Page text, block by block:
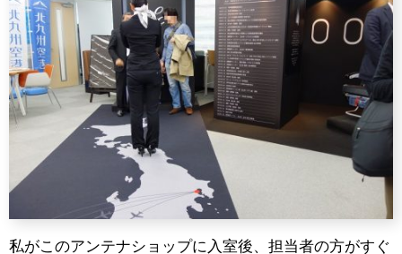
私がこのアンテナショップに入室後、担当者の方がすぐ